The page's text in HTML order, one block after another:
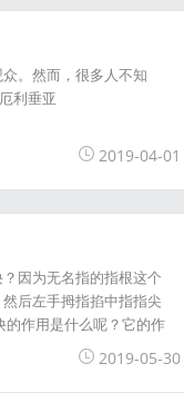
。然而，很多人不知
利垂亚
2019-04-01
因为无名指的指根这个
后左手拇指掐中指指尖
作用是什么呢？它的作
2019-05-30